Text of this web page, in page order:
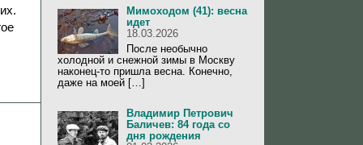
Мимоходом (41): весна
идет
18.03.2026
После необычно
холодной и снежной зимы в Москву
наконец-то пришла весна. Конечно,
даже на моей […]
Владимир Петрович
Баличев: 84 года со
дня рождения